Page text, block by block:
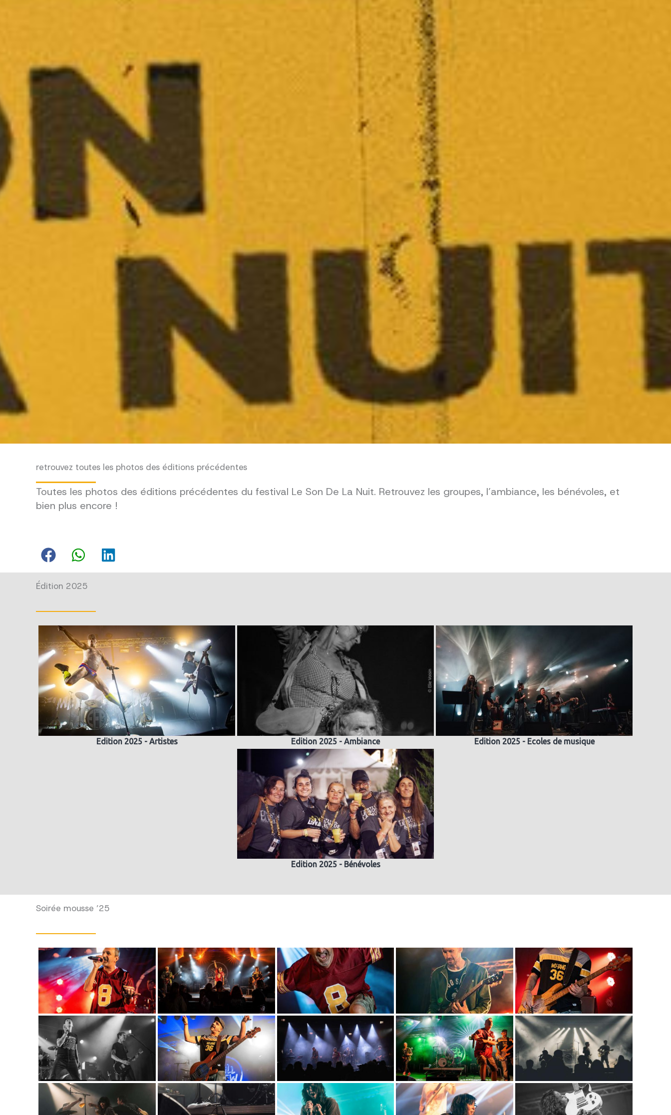
retrouvez toutes les photos des éditions précédentes
Toutes les photos des éditions précédentes du festival Le Son De La Nuit. Retrouvez les groupes, l’ambiance, les bénévoles, et
bien plus encore !
Édition 2025
Edition 2025 - Artistes Edition 2025 - Ambiance Edition 2025 - Ecoles de musique
Edition 2025 - Bénévoles
Soirée mousse ’25